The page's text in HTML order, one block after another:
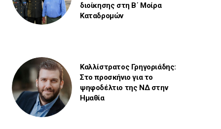
διοίκησης στη Β΄ Μοίρα
Καταδρομών
Καλλίστρατος Γρηγοριάδης:
Στο προσκήνιο για το
ψηφοδέλτιο της ΝΔ στην
Ημαθία